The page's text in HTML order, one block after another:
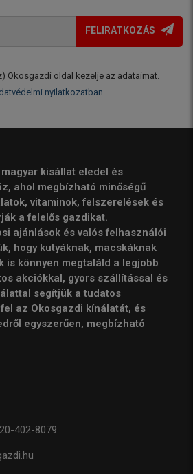
FELIRATKOZÁS
Okosgazdi oldal kezelje az adataimat.
nyilatkozatban.
kisállat eledel és
ahol megbízható minőségű
vitaminok, felszerelések és
a felelős gazdikat.
ajánlások és valós felhasználói
hogy kutyáknak, macskáknak
is könnyen megtaláld a legjobb
akciókkal, gyors szállítással és
segítjük a tudatos
az Okosgazdi kínálatát, és
egyszerűen, megbízható
402-8079